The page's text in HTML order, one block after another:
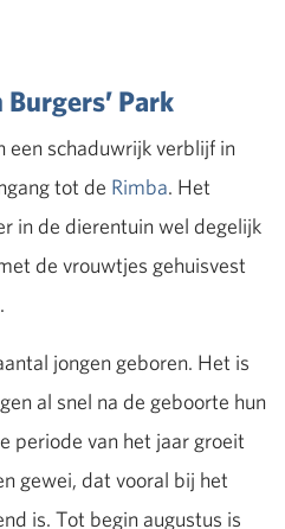
Park
een schaduwrijk verblijf in
tot de Rimba. Het
in de dierentuin wel degelijk
de vrouwtjes gehuisvest
jongen geboren. Het is
al snel na de geboorte hun
periode van het jaar groeit
gewei, dat vooral bij het
is. Tot begin augustus is